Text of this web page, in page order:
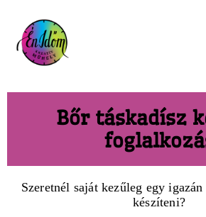
Bőr táskadísz
Szeretnél saját kezűleg egy
készíteni?